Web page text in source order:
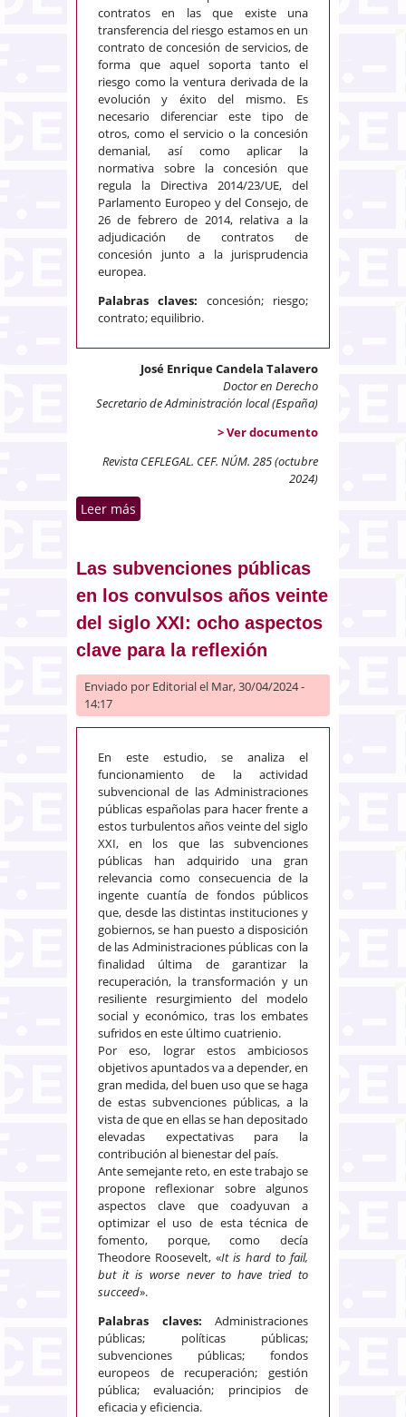
contratos en las que existe una
transferencia del riesgo estamos en un
contrato de concesión de servicios, de
forma que aquel soporta tanto el
riesgo como la ventura derivada de la
evolución y éxito del mismo. Es
necesario diferenciar este tipo de
otros, como el servicio o la concesión
demanial, así como aplicar la
normativa sobre la concesión que
regula la Directiva 2014/23/UE, del
Parlamento Europeo y del Consejo, de
26 de febrero de 2014, relativa a la
adjudicación de contratos de
concesión junto a la jurisprudencia
europea.
Palabras claves: concesión; riesgo;
contrato; equilibrio.
José Enrique Candela Talavero
Doctor en Derecho
Secretario de Administración local (España)
> Ver documento
Revista CEFLEGAL. CEF. NÚM. 285 (octubre
2024)
Leer más
Las subvenciones públicas
en los convulsos años veinte
del siglo XXI: ocho aspectos
clave para la reflexión
Enviado por Editorialel Mar, 30/04/2024 -
14:17
En este estudio, se analiza el
funcionamiento de la actividad
subvencional de las Administraciones
públicas españolas para hacer frente a
estos turbulentos años veinte del siglo
XXI, en los que las subvenciones
públicas han adquirido una gran
relevancia como consecuencia de la
ingente cuantía de fondos públicos
que, desde las distintas instituciones y
gobiernos, se han puesto a disposición
de las Administraciones públicas con la
finalidad última de garantizar la
recuperación, la transformación y un
resiliente resurgimiento del modelo
social y económico, tras los embates
sufridos en este último cuatrienio.
Por eso, lograr estos ambiciosos
objetivos apuntados va a depender, en
gran medida, del buen uso que se haga
de estas subvenciones públicas, a la
vista de que en ellas se han depositado
elevadas expectativas para la
contribución al bienestar del país.
Ante semejante reto, en este trabajo se
propone reflexionar sobre algunos
aspectos clave que coadyuvan a
optimizar el uso de esta técnica de
fomento, porque, como decía
Theodore Roosevelt, «It is hard to fail,
but it is worse never to have tried to
succeed».
Palabras claves: Administraciones
públicas; políticas públicas;
subvenciones públicas; fondos
europeos de recuperación; gestión
pública; evaluación; principios de
eficacia y eficiencia.